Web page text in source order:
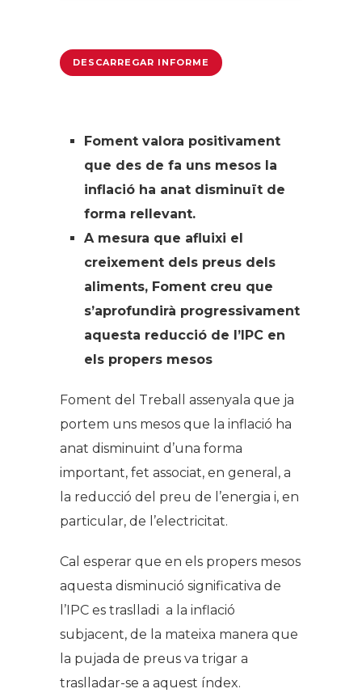
DESCARREGAR INFORME
Foment valora positivament
que des de fa uns mesos la
inflació ha anat disminuït de
forma rellevant.
A mesura que afluixi el
creixement dels preus dels
aliments, Foment creu que
s’aprofundirà progressivament
aquesta reducció de l’IPC en
els propers mesos
Foment del Treball assenyala que ja
portem uns mesos que la inflació ha
anat disminuint d’una forma
important, fet associat, en general, a
la reducció del preu de l’energia i, en
particular, de l’electricitat.
Cal esperar que en els propers mesos
aquesta disminució significativa de
l’IPC es traslladi a la inflació
subjacent, de la mateixa manera que
la pujada de preus va trigar a
traslladar-se a aquest índex.